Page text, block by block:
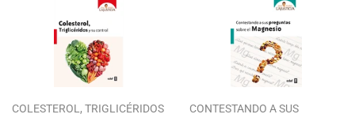
COLESTEROL, TRIGLICÉRIDOS
CONTESTANDO A SUS